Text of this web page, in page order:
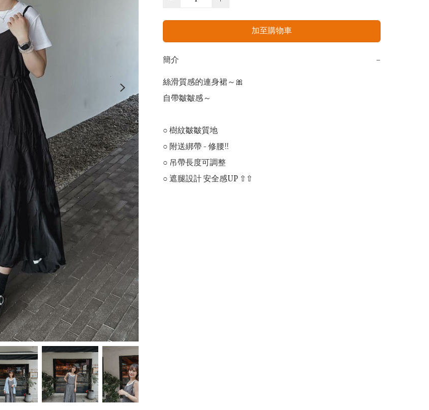
加至購物車
簡介
−
絲滑質感的連身裙～🎀
自帶皺皺感～
○ 樹紋皺皺質地
○ 附送綁帶 - 修腰!!
○ 吊帶長度可調整
○ 遮腿設計 安全感UP ⇧⇧